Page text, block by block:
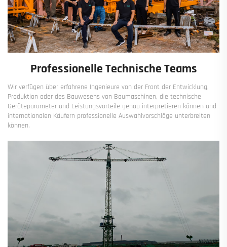
Professionelle Technische Teams
Wir verfügen über erfahrene Ingenieure von der Front der Entwicklung,
Produktion oder des Bauwesens von Baumaschinen, die technische
Geräteparameter und Leistungsvorteile genau interpretieren können und
internationalen Käufern professionelle Auswahlvorschläge unterbreiten
können.